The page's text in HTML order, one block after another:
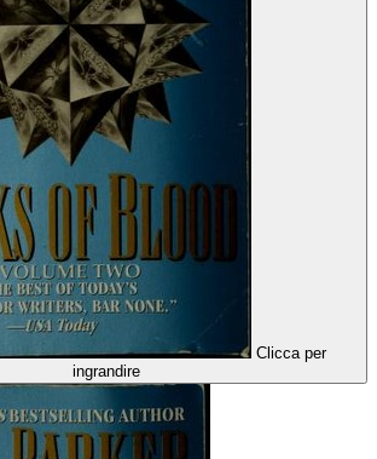
Clicca per
ingrandire